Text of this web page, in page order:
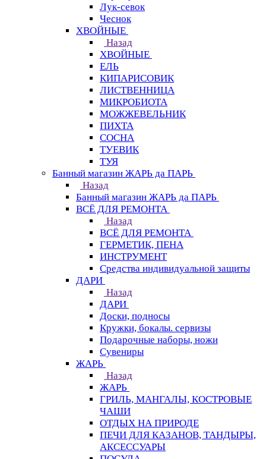
Лук-севок
Чеснок
ХВОЙНЫЕ
Назад
ХВОЙНЫЕ
ЕЛЬ
КИПАРИСОВИК
ЛИСТВЕННИЦА
МИКРОБИОТА
МОЖЖЕВЕЛЬНИК
ПИХТА
СОСНА
ТУЕВИК
ТУЯ
Банный магазин ЖАРЬ да ПАРЬ
Назад
Банный магазин ЖАРЬ да ПАРЬ
ВСЁ ДЛЯ РЕМОНТА
Назад
ВСЁ ДЛЯ РЕМОНТА
ГЕРМЕТИК, ПЕНА
ИНСТРУМЕНТ
Средства индивидуальной защиты
ДАРИ
Назад
ДАРИ
Доски, подносы
Кружки, бокалы. сервизы
Подарочные наборы, ножи
Сувениры
ЖАРЬ
Назад
ЖАРЬ
ГРИЛЬ, МАНГАЛЫ, КОСТРОВЫЕ
ЧАШИ
ОТДЫХ НА ПРИРОДЕ
ПЕЧИ ДЛЯ КАЗАНОВ, ТАНДЫРЫ,
АКСЕССУАРЫ